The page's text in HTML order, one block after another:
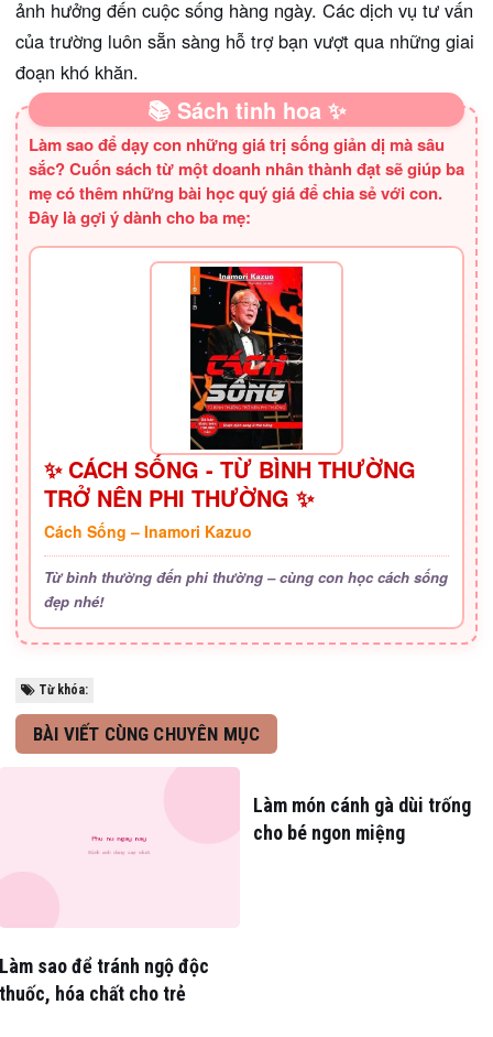
ảnh hưởng đến cuộc sống hàng ngày. Các dịch vụ tư vấn
của trường luôn sẵn sàng hỗ trợ bạn vượt qua những giai
đoạn khó khăn.
📚 Sách tinh hoa ✨
Làm sao để dạy con những giá trị sống giản dị mà sâu
sắc? Cuốn sách từ một doanh nhân thành đạt sẽ giúp ba
mẹ có thêm những bài học quý giá để chia sẻ với con.
Đây là gợi ý dành cho ba mẹ:
✨ CÁCH SỐNG - TỪ BÌNH THƯỜNG
TRỞ NÊN PHI THƯỜNG ✨
Cách Sống – Inamori Kazuo
Từ bình thường đến phi thường – cùng con học cách sống
đẹp nhé!
Từ khóa:
BÀI VIẾT CÙNG CHUYÊN MỤC
Làm sao để tránh ngộ độc
thuốc, hóa chất cho trẻ
Làm món cánh gà dùi trống
cho bé ngon miệng